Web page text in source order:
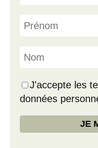
J'accepte les
données